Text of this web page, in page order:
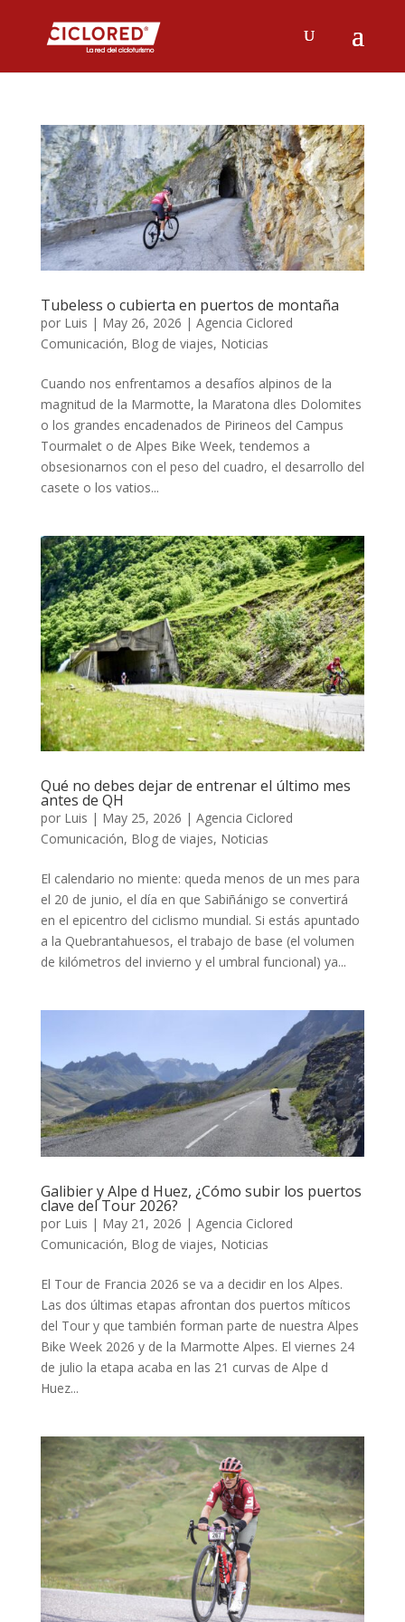
Tubeless o cubierta en puertos de montaña
por Luis | May 26, 2026 | Agencia Ciclored
Comunicación, Blog de viajes, Noticias
Cuando nos enfrentamos a desafíos alpinos de la
magnitud de la Marmotte, la Maratona dles Dolomites
o los grandes encadenados de Pirineos del Campus
Tourmalet o de Alpes Bike Week, tendemos a
obsesionarnos con el peso del cuadro, el desarrollo del
casete o los vatios...
Qué no debes dejar de entrenar el último mes
antes de QH
por Luis | May 25, 2026 | Agencia Ciclored
Comunicación, Blog de viajes, Noticias
El calendario no miente: queda menos de un mes para
el 20 de junio, el día en que Sabiñánigo se convertirá
en el epicentro del ciclismo mundial. Si estás apuntado
a la Quebrantahuesos, el trabajo de base (el volumen
de kilómetros del invierno y el umbral funcional) ya...
Galibier y Alpe d Huez, ¿Cómo subir los puertos
clave del Tour 2026?
por Luis | May 21, 2026 | Agencia Ciclored
Comunicación, Blog de viajes, Noticias
El Tour de Francia 2026 se va a decidir en los Alpes.
Las dos últimas etapas afrontan dos puertos míticos
del Tour y que también forman parte de nuestra Alpes
Bike Week 2026 y de la Marmotte Alpes. El viernes 24
de julio la etapa acaba en las 21 curvas de Alpe d
Huez...